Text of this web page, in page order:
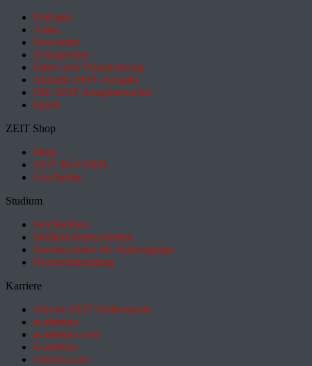
Podcasts
Video
Newsletter
Schlagzeilen
Daten und Visualisierung
Aktuelle ZEIT-Ausgabe
DIE ZEIT Ausgabenarchiv
Spiele
ZEIT Shop
Shop
ZEIT BÜCHER
Geschenke
Studium
HeyStudium
Studium-Interessentest
Suchmaschine für Studiengänge
Hochschulranking
Karriere
Jobs im ZEIT Stellenmarkt
academics
academics.com
GoodJobs
e-fellows.net